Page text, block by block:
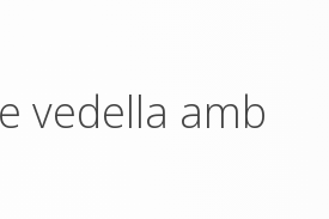
vedella amb